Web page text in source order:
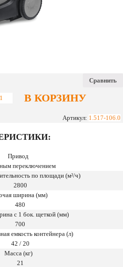
В КОРЗИНУ
Артикул: 1.517-106.0
Сравнить
Привод
переключением
по площади (м²/ч)
2800
ширина (мм)
480
с 1 бок. щеткой (мм)
700
емкость контейнера (л)
42 / 20
Масса (кг)
21